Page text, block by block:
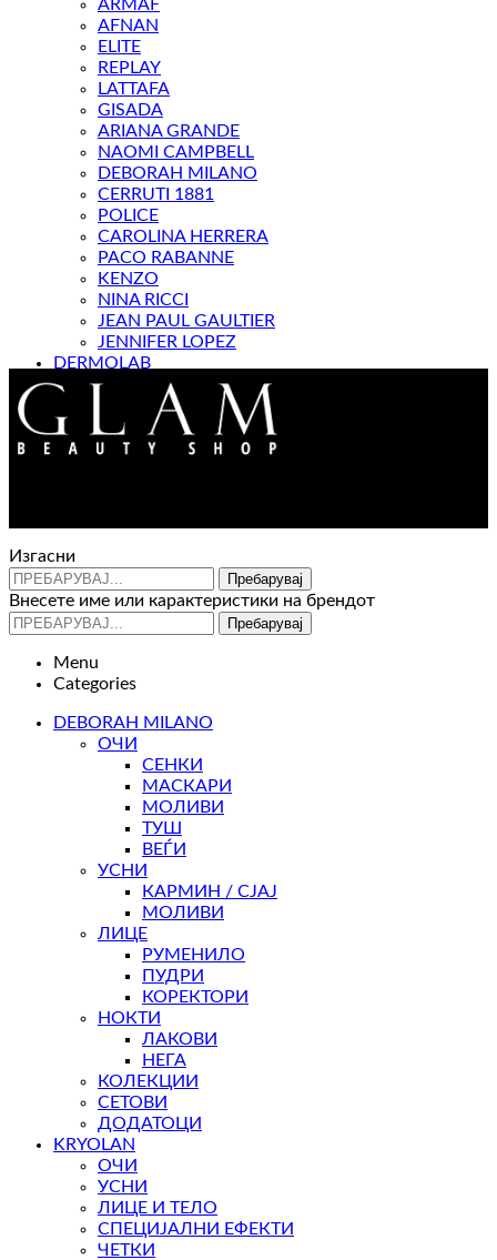
ARMAF
AFNAN
ELITE
REPLAY
LATTAFA
GISADA
ARIANA GRANDE
NAOMI CAMPBELL
DEBORAH MILANO
CERRUTI 1881
POLICE
CAROLINA HERRERA
PACO RABANNE
KENZO
NINA RICCI
JEAN PAUL GAULTIER
JENNIFER LOPEZ
DERMOLAB
МАГАЗИН
Изгасни
Пребарувај
Внесете име или карактеристики на брендот
Пребарувај
Menu
Categories
DEBORAH MILANO
ОЧИ
СЕНКИ
МАСКАРИ
МОЛИВИ
ТУШ
ВЕЃИ
УСНИ
КАРМИН / СЈАЈ
МОЛИВИ
ЛИЦЕ
РУМЕНИЛО
ПУДРИ
КОРЕКТОРИ
НОКТИ
ЛАКОВИ
НЕГА
КОЛЕКЦИИ
СЕТОВИ
ДОДАТОЦИ
KRYOLAN
ОЧИ
УСНИ
ЛИЦЕ И ТЕЛО
СПЕЦИЈАЛНИ ЕФЕКТИ
ЧЕТКИ